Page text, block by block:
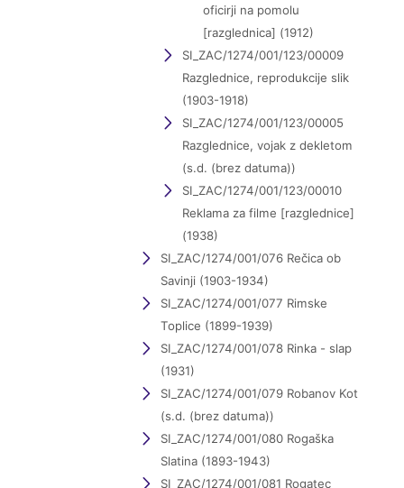
oficirji na pomolu
[razglednica] (1912)
SI_ZAC/1274/001/123/00009
Razglednice, reprodukcije slik
(1903-1918)
SI_ZAC/1274/001/123/00005
Razglednice, vojak z dekletom
(s.d. (brez datuma))
SI_ZAC/1274/001/123/00010
Reklama za filme [razglednice]
(1938)
SI_ZAC/1274/001/076 Rečica ob
Savinji (1903-1934)
SI_ZAC/1274/001/077 Rimske
Toplice (1899-1939)
SI_ZAC/1274/001/078 Rinka - slap
(1931)
SI_ZAC/1274/001/079 Robanov Kot
(s.d. (brez datuma))
SI_ZAC/1274/001/080 Rogaška
Slatina (1893-1943)
SI_ZAC/1274/001/081 Rogatec